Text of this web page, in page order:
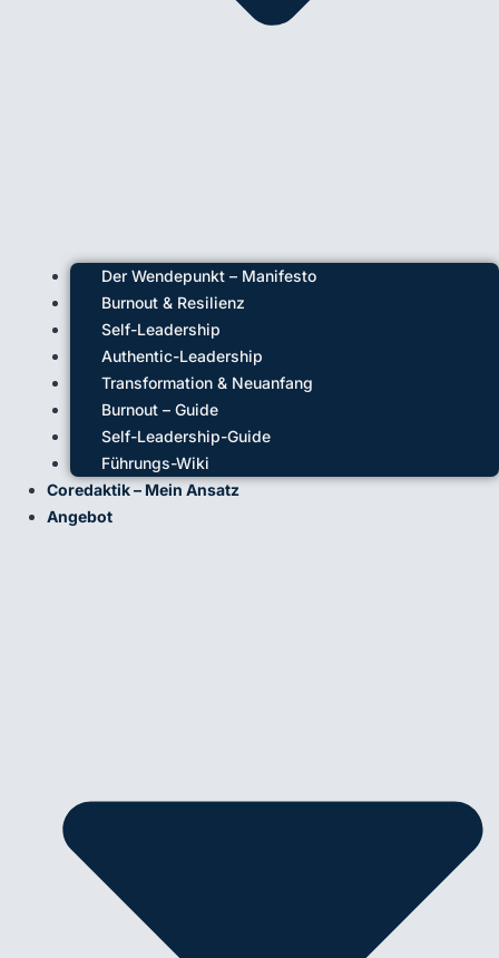
Der Wendepunkt – Manifesto
Burnout & Resilienz
Self-Leadership
Authentic-Leadership
Transformation & Neuanfang
Burnout – Guide
Self-Leadership-Guide
Führungs-Wiki
Coredaktik – Mein Ansatz
Angebot